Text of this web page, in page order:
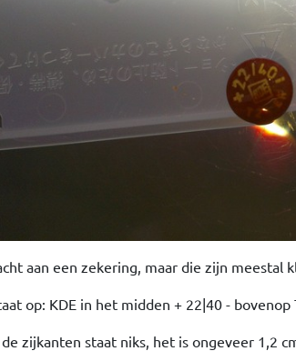
aan een zekering, maar die zijn meestal
op: KDE in het midden + 22|40 - bovenop
zijkanten staat niks, het is ongeveer 1,2